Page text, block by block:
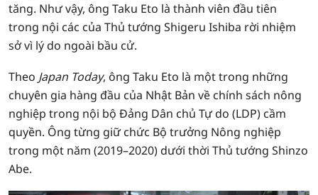
tăng. Như vậy, ông Taku Eto là thành viên đầu tiên
trong nội các của Thủ tướng Shigeru Ishiba rời nhiệm
sở vì lý do ngoài bầu cử.
Theo Japan Today, ông Taku Eto là một trong những
chuyên gia hàng đầu của Nhật Bản về chính sách nông
nghiệp trong nội bộ Đảng Dân chủ Tự do (LDP) cầm
quyền. Ông từng giữ chức Bộ trưởng Nông nghiệp
trong một năm (2019–2020) dưới thời Thủ tướng Shinzo
Abe.